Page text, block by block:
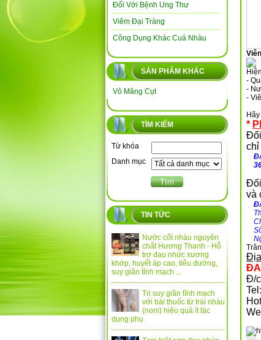
Đối Với Bệnh Ung Thư
Viêm Đại Tràng
Công Dụng Khác Cuả Nhàu
SẢN PHẨM KHÁC
Vỏ Măng Cụt
TÌM KIẾM
Từ khóa
Danh mục
TIN TỨC
Nước cốt nhàu nguyên
chất Hương Thanh - Hỗ
trợ đau nhức xương
khớp, huyết áp cao, tiểu đường,
suy giãn tĩnh mạch ...
Trị suy giãn tĩnh mạch
với bài thuốc từ trái nhàu
(noni) hiệu quả ít tác
dụng phụ
-
-
- Vi
*
và
Đ/